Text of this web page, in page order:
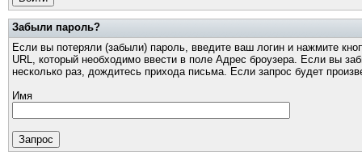
Забыли пароль?
Если вы потеряли (забыли) пароль, введите ваш логин и нажмите
URL, который необходимо ввести в поле Адрес броузера. Если вы
несколько раз, дождитесь прихода письма. Если запрос будет
Имя